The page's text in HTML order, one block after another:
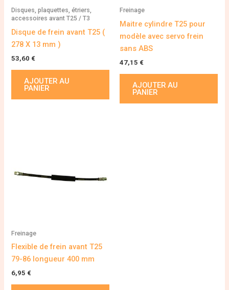
Disques, plaquettes, étriers,
accessoires avant T25 / T3
Disque de frein avant T25 (
278 X 13 mm )
53,60 €
AJOUTER AU
PANIER
Freinage
Maitre cylindre T25 pour
modèle avec servo frein
sans ABS
47,15 €
AJOUTER AU
PANIER
Freinage
Flexible de frein avant T25
79-86 longueur 400 mm
6,95 €